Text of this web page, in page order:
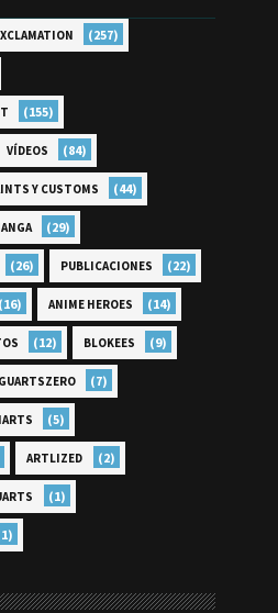
(257)
(155)
VÍDEOS (84)
Y CUSTOMS (44)
(29)
(26) PUBLICACIONES (22)
(16) ANIME HEROES (14)
(12) BLOKEES (9)
(7)
(5)
ARTLIZED (2)
(1)